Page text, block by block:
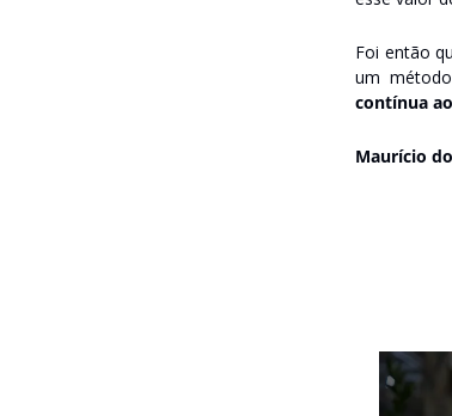
Foi então
um
contínua
Maurício